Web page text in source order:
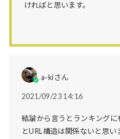
ければと思います。
a-kiさん
2021/09/23 14:16
結論から言うとランキング
とURL構造は関係ないと思い